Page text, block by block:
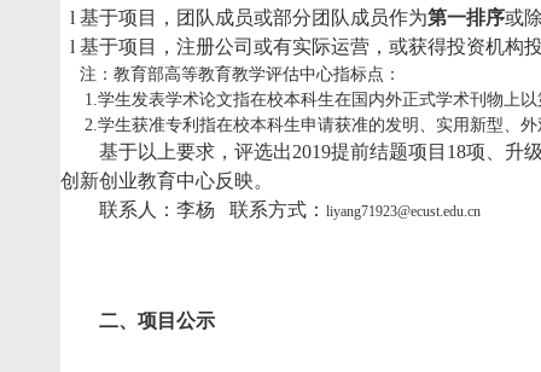
l 基于项目， 团队成员或部分团队成员作为第一排序或
l 基于项目， 注册公司或有实际运营，或获得投资机构
注：教育部高等教育教学评估中心指标点：
1.学生发表学术论文指在校本科生在国内外正式学术刊物上
2.学生获准专利指在校本科生申请获准的发明、实用新型、
基于以上要求，评选出2019提前结题项目 18项、升
创新创业教育中心反映。
联系人：李杨
联系方式： liyang71923@ecust.edu.cn
二、项目公示